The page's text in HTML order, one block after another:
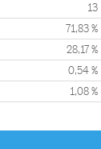
13
71,83 %
28,17 %
0,54 %
1,08 %